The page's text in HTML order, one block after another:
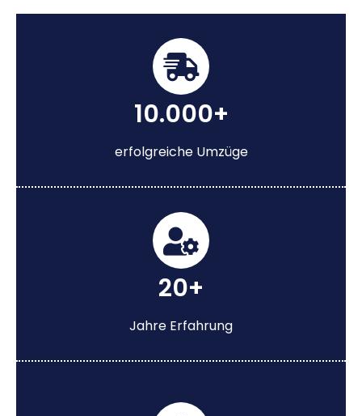
10.000+
erfolgreiche Umzüge
20+
Jahre Erfahrung